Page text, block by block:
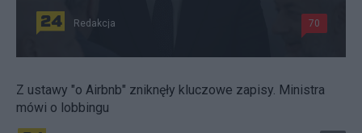
Redakcja 70
Z ustawy "o Airbnb" zniknęły kluczowe zapisy. Ministra
mówi o lobbingu